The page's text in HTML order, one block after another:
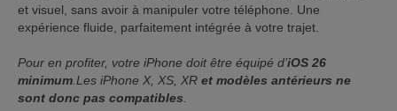
et visuel, sans avoir à manipuler votre téléphone. Une
expérience fluide, parfaitement intégrée à votre trajet.
Pour en profiter, votre iPhone doit être équipé d’iOS 26
minimum Les iPhone X, XS, XR et modèles antérieurs ne
sont donc pas compatibles